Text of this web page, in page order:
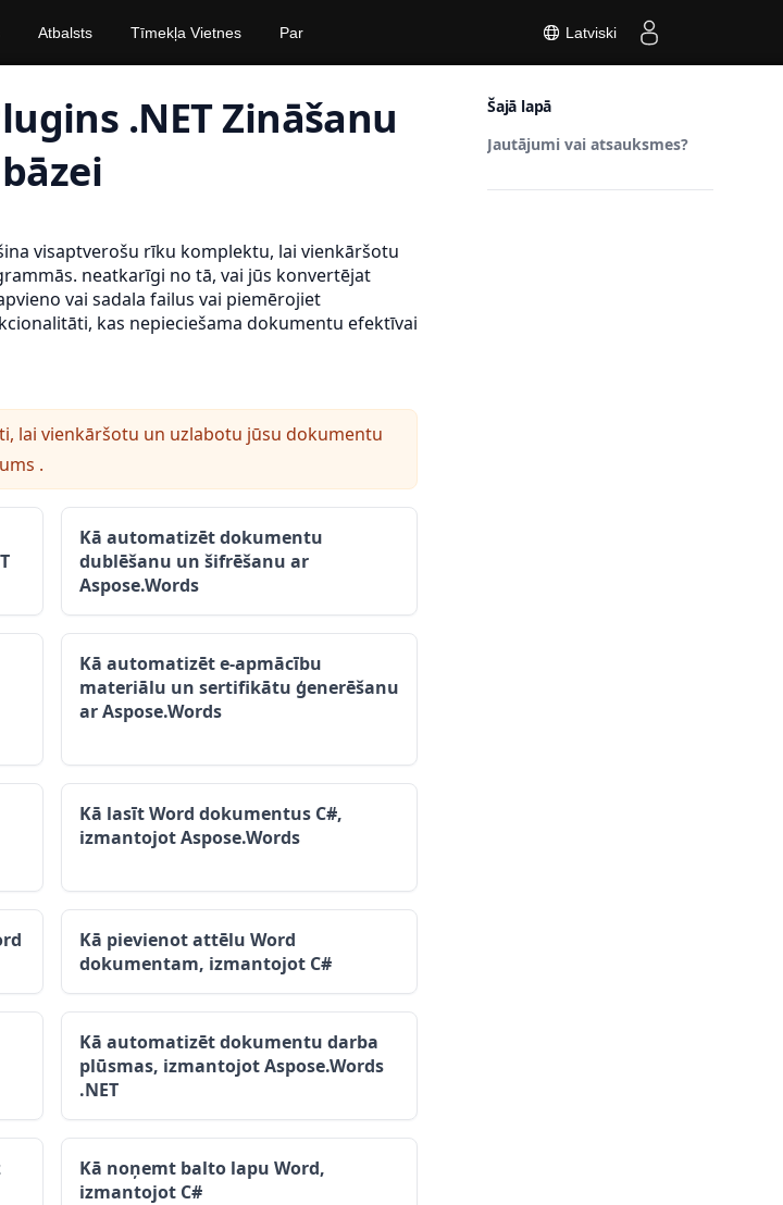
Latviski
Atbalsts Tīmekļa Vietnes Par
Šajā lapā
Jautājumi vai atsauksmes?
.NET Zināšanu
bāzei
visaptverošu rīku komplektu, lai vienkāršotu
neatkarīgi no tā, vai jūs konvertējat
vai sadala failus vai piemērojiet
kas nepieciešama dokumentu efektīvai
lai vienkāršotu un uzlabotu jūsu dokumentu
.
Kā automatizēt dokumentu
dublēšanu un šifrēšanu ar
Aspose.Words
Kā automatizēt e-apmācību
materiālu un sertifikātu ģenerēšanu
ar Aspose.Words
Kā lasīt Word dokumentus C#,
izmantojot Aspose.Words
Kā pievienot attēlu Word
dokumentam, izmantojot C#
Kā automatizēt dokumentu darba
plūsmas, izmantojot Aspose.Words
.NET
Kā noņemt balto lapu Word,
izmantojot C#